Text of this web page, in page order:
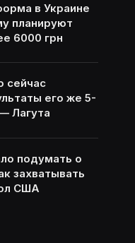
в Украине
планируют
6000 грн
сейчас
его же 5-
Лагута
подумать о
захватывать
США